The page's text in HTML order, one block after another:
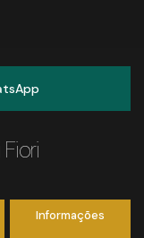
Informações